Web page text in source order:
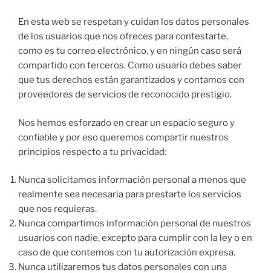
En esta web se respetan y cuidan los datos personales
de los usuarios que nos ofreces para contestarte,
como es tu correo electrónico, y en ningún caso será
compartido con terceros. Como usuario debes saber
que tus derechos están garantizados y contamos con
proveedores de servicios de reconocido prestigio.
Nos hemos esforzado en crear un espacio seguro y
confiable y por eso queremos compartir nuestros
principios respecto a tu privacidad:
Nunca solicitamos información personal a menos que
realmente sea necesaria para prestarte los servicios
que nos requieras.
Nunca compartimos información personal de nuestros
usuarios con nadie, excepto para cumplir con la ley o en
caso de que contemos con tu autorización expresa.
Nunca utilizaremos tus datos personales con una